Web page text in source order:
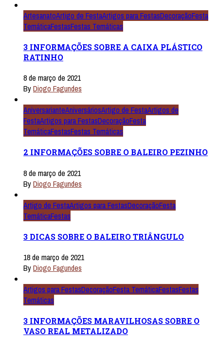
ArtesanatoArtigo de FestaArtigos para FestasDecoraçãoFesta
TemáticaFestasFestas Temáticas
3 INFORMAÇÕES SOBRE A CAIXA PLÁSTICO
RATINHO
8 de março de 2021
ByDiogo Fagundes
AniversarianteAniversáriosArtigo de FestaArtigos de
FestaArtigos para FestasDecoraçãoFesta
TemáticaFestasFestas Temáticas
2 INFORMAÇÕES SOBRE O BALEIRO PEZINHO
8 de março de 2021
ByDiogo Fagundes
Artigo de FestaArtigos para FestasDecoraçãoFesta
TemáticaFestas
3 DICAS SOBRE O BALEIRO TRIÂNGULO
18 de março de 2021
ByDiogo Fagundes
Artigos para FestasDecoraçãoFesta TemáticaFestasFestas
Temáticas
3 INFORMAÇÕES MARAVILHOSAS SOBRE O
VASO REAL METALIZADO